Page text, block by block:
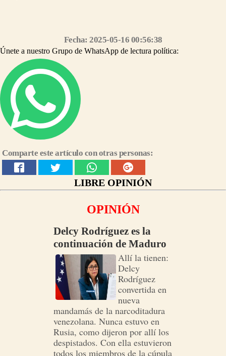
Fecha: 2025-05-16 00:56:38
Únete a nuestro Grupo de WhatsApp de lectura política:
Comparte este artículo con otras personas:
LIBRE OPINIÓN
OPINIÓN
Delcy Rodríguez es la
continuación de Maduro
Allí la tienen:
Delcy
Rodríguez
convertida en
nueva
mandamás de la narcoditadura
venezolana. Nunca estuvo en
Rusia, como dijeron por allí los
despistados. Con ella estuvieron
todos los miembros de la cúpula